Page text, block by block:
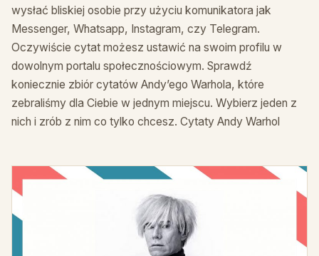
wysłać bliskiej osobie przy użyciu komunikatora jak
Messenger, Whatsapp, Instagram, czy Telegram.
Oczywiście cytat możesz ustawić na swoim profilu w
dowolnym portalu społecznościowym. Sprawdź
koniecznie zbiór cytatów Andy’ego Warhola, które
zebraliśmy dla Ciebie w jednym miejscu. Wybierz jeden z
nich i zrób z nim co tylko chcesz. Cytaty Andy Warhol